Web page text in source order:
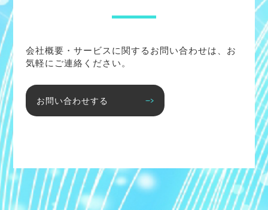
会社概要・サービスに関するお問い合わせは、お
気軽にご連絡ください。
お問い合わせする